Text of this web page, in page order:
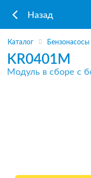
Назад
Каталог Бензонасосы
KR0401M
Модуль в сборе с